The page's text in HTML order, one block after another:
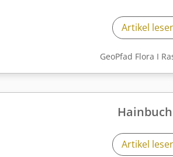
Artikel
GeoPfad Flora I
Artikel